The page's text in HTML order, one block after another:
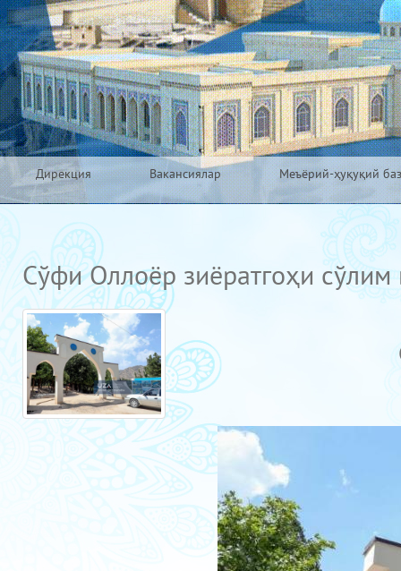
Дирекция Вакансиялар Меъёрий-ҳуқуқий
Сўфи Оллоёр зиёратгоҳи сўлим